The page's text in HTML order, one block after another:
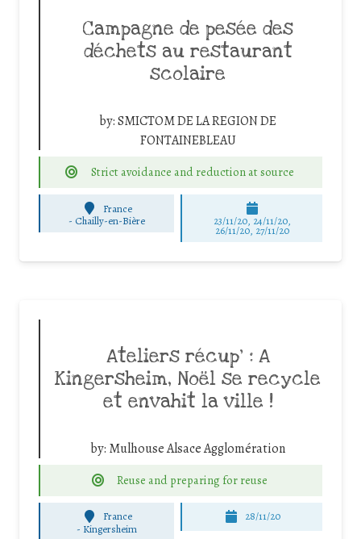
Campagne de pesée des
déchets au restaurant
scolaire
by:SMICTOM DE LA REGION DE
FONTAINEBLEAU
Strict avoidance and reduction at source
France
- Chailly-en-Bière 23/11/20, 24/11/20,
26/11/20, 27/11/20
Ateliers récup’ : A
Kingersheim, Noël se recycle
et envahit la ville !
by: Mulhouse Alsace Agglomération
Reuse and preparing for reuse
France
- Kingersheim
28/11/20